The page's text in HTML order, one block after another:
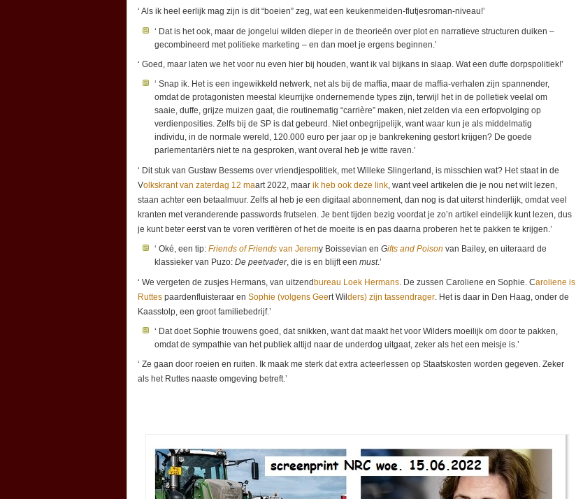
‘ Als ik heel eerlijk mag zijn is dit “boeien” zeg, wat een keukenmeiden-flutjesroman-niveau!’
‘ Dat is het ook, maar de jongelui wilden dieper in de theorieën over plot en narratieve structuren duiken –
gecombineerd met politieke marketing – en dan moet je ergens beginnen.’
‘ Goed, maar laten we het voor nu even hier bij houden, want ik val bijkans in slaap. Wat een duffe dorpspolitiek!’
‘ Snap ik. Het is een ingewikkeld netwerk, net als bij de maffia, maar de maffia-verhalen zijn spannender,
omdat de protagonisten meestal kleurrijke ondernemende types zijn, terwijl het in de polletiek veelal om
saaie, duffe, grijze muizen gaat, die routinematig “carrière” maken, niet zelden via een erfopvolging op
verdienposities. Zelfs bij de SP is dat gebeurd. Niet onbegrijpelijk, want waar kun je als middelmatig
individu, in de normale wereld, 120.000 euro per jaar op je bankrekening gestort krijgen? De goede
parlementariërs niet te na gesproken, want overal heb je witte raven.’
‘ Dit stuk van Gustaw Bessems over vriendjespolitiek, met Willeke Slingerland, is misschien wat? Het staat in de
Volkskrant van zaterdag 12 maart 2022, maar ik heb ook deze link, want veel artikelen die je nou net wilt lezen,
staan achter een betaalmuur. Zelfs al heb je een digitaal abonnement, dan nog is dat uiterst hinderlijk, omdat veel
kranten met veranderende passwords frutselen. Je bent tijden bezig voordat je zo’n artikel eindelijk kunt lezen, dus
je kunt beter eerst van te voren verifiëren of het de moeite is en pas daarna proberen het te pakken te krijgen.’
‘ Oké, een tip: Friends of Friends van Jeremy Boissevian en Gifts and Poison van Bailey, en uiteraard de
klassieker van Puzo: De peetvader, die is en blijft een must.’
‘ We vergeten de zusjes Hermans, van uitzendbureau Loek Hermans . De zussen Caroliene en Sophie. Caroliene is
Ruttes paardenfluisteraar en Sophie (volgens Geert Wilders) zijn tassendrager . Het is daar in Den Haag, onder de
Kaasstolp, een groot familiebedrijf.’
‘ Dat doet Sophie trouwens goed, dat snikken, want dat maakt het voor Wilders moeilijk om door te pakken,
omdat de sympathie van het publiek altijd naar de underdog uitgaat, zeker als het een meisje is.’
‘ Ze gaan door roeien en ruiten. Ik maak me sterk dat extra acteerlessen op Staatskosten worden gegeven. Zeker
als het Ruttes naaste omgeving betreft.’